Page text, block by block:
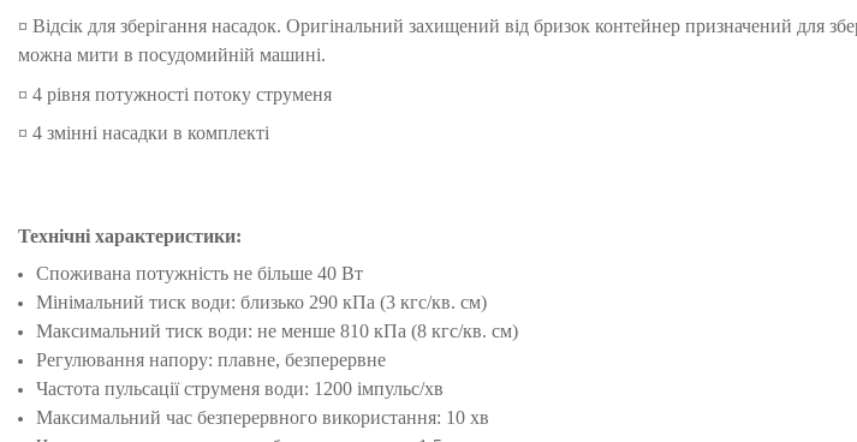
¤ Відсік для зберігання насадок. Оригінальний захищений від бризок контейнер призначений для
можна мити в посудомийній машині.
¤ 4 рівня потужності потоку струменя
¤ 4 змінні насадки в комплекті
Технічні характеристики:
Споживана потужність не більше 40 Вт
Мінімальний тиск води: близько 290 кПа (3 кгс/кв. см)
Максимальний тиск води: не менше 810 кПа (8 кгс/кв. см)
Регулювання напору: плавне, безперервне
Частота пульсації струменя води: 1200 імпульс/хв
Максимальний час безперервного використання: 10 хв